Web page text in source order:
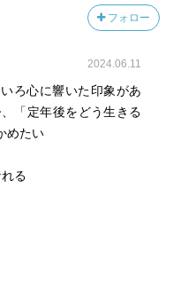
フォロー
2024.06.11
ろ心に響いた印象があ
「定年後をどう生きる
めたい
る